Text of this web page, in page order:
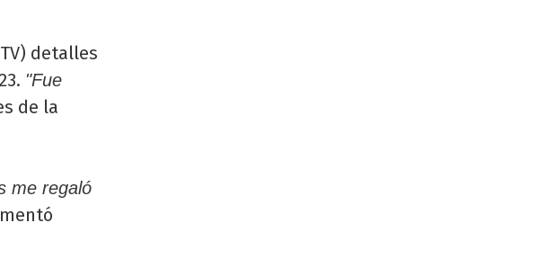
detalles
"Fue
de la
me regaló